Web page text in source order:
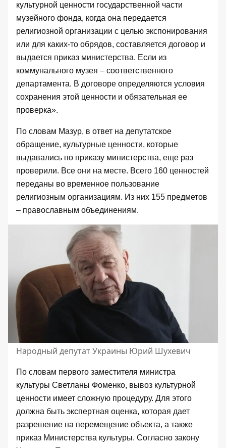
культурной ценности государственной части
музейного фонда, когда она передается
религиозной организации с целью экспонирования
или для каких-то обрядов, составляется договор и
выдается приказ министерства. Если из
коммунального музея – соответственного
департамента. В договоре определяются условия
сохранения этой ценности и обязательная ее
проверка».
По словам Мазур, в ответ на депутатское
обращение, культурные ценности, которые
выдавались по приказу министерства, еще раз
проверили. Все они на месте. Всего 160 ценностей
переданы во временное пользование
религиозным организациям. Из них 155 предметов
– православным объединениям.
Народный депутат Украины Юрий Шухевич
По словам первого заместителя министра
культуры Светланы Фоменко, вывоз культурной
ценности имеет сложную процедуру. Для этого
должна быть экспертная оценка, которая дает
разрешение на перемещение объекта, а также
приказ Министерства культуры. Согласно закону